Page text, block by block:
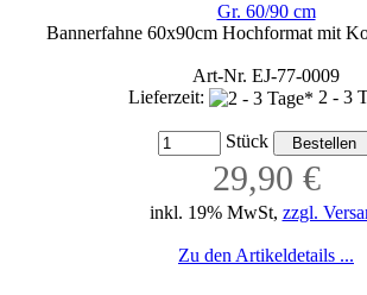
Gr. 60/90 cm
Bannerfahne 60x90cm Hochformat mit
Art-Nr. EJ-77-0009
Lieferzeit:
2 - 3
Stück
29,90 €
inkl. 19% MwSt, zzgl.
Zu den Artikeldetails ...